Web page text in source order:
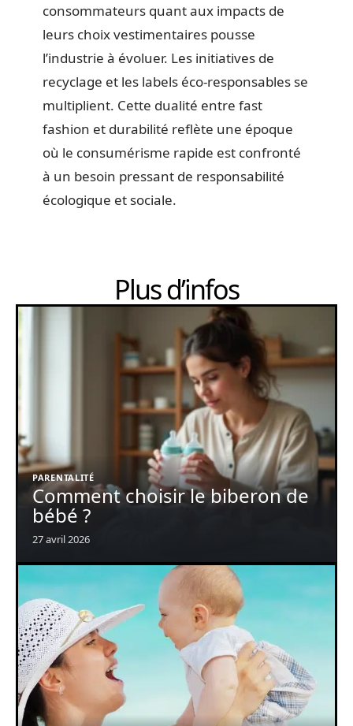
consommateurs quant aux impacts de
leurs choix vestimentaires pousse
l’industrie à évoluer. Les initiatives de
recyclage et les labels éco-responsables se
multiplient. Cette dualité entre fast
fashion et durabilité reflète une époque
où le consumérisme rapide est confronté
à un besoin pressant de responsabilité
écologique et sociale.
Plus d’infos
PARENTALITÉ
Comment choisir le biberon de
bébé ?
27 avril 2026